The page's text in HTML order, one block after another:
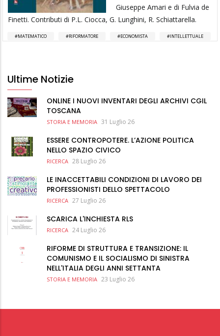
Giuseppe Amari e di Fulvia de
Finetti. Contributi di P.L. Ciocca, G. Lunghini, R. Schiattarella.
MATEMATICO RIFORMATORE ECONOMISTA INTELLETTUALE
Ultime Notizie
ONLINE I NUOVI INVENTARI DEGLI ARCHIVI CGIL
TOSCANA
STORIA E MEMORIA 31 Luglio 26
ESSERE CONTROPOTERE. L’AZIONE POLITICA
NELLO SPAZIO CIVICO
RICERCA 28 Luglio 26
LE INACCETTABILI CONDIZIONI DI LAVORO DEI
PROFESSIONISTI DELLO SPETTACOLO
RICERCA 27 Luglio 26
SCARICA L'INCHIESTA RLS
RICERCA 24 Luglio 26
RIFORME DI STRUTTURA E TRANSIZIONE: IL
COMUNISMO E IL SOCIALISMO DI SINISTRA
NELL'ITALIA DEGLI ANNI SETTANTA
STORIA E MEMORIA 23 Luglio 26